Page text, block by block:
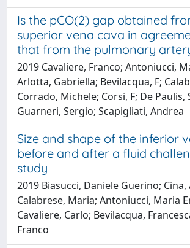
Is the pCO(2) gap obtained
superior vena cava in
that from the pulmonary
2019 Cavaliere, Franco; Antoniucci,
Arlotta, Gabriella; Bevilacqua, F;
Corrado, Michele; Corsi, F; De Paulis,
Guarneri, Sergio; Scapigliati, Andrea
Size and shape of the inferior
before and after a fluid
study
2019 Biasucci, Daniele Guerino;
Calabrese, Maria; Antoniucci, Maria
Cavaliere, Carlo; Bevilacqua,
Franco